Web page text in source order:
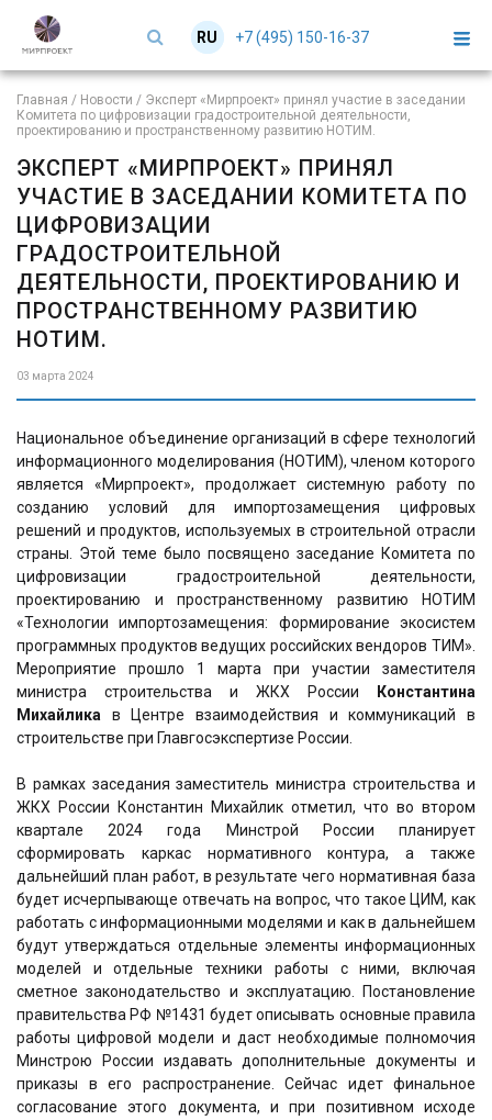
EN
RU +7 (495) 150-16-37
Главная / Новости / Эксперт «Мирпроект» принял участие в заседании
Комитета по цифровизации градостроительной деятельности,
проектированию и пространственному развитию НОТИМ.
ЭКСПЕРТ «МИРПРОЕКТ» ПРИНЯЛ
УЧАСТИЕ В ЗАСЕДАНИИ КОМИТЕТА ПО
ЦИФРОВИЗАЦИИ
ГРАДОСТРОИТЕЛЬНОЙ
ДЕЯТЕЛЬНОСТИ, ПРОЕКТИРОВАНИЮ И
ПРОСТРАНСТВЕННОМУ РАЗВИТИЮ
НОТИМ.
03 марта 2024
Национальное объединение организаций в сфере технологий
информационного моделирования (НОТИМ), членом которого
является «Мирпроект», продолжает системную работу по
созданию условий для импортозамещения цифровых
решений и продуктов, используемых в строительной отрасли
страны. Этой теме было посвящено заседание Комитета по
цифровизации градостроительной деятельности,
проектированию и пространственному развитию НОТИМ
«Технологии импортозамещения: формирование экосистем
программных продуктов ведущих российских вендоров ТИМ».
Мероприятие прошло 1 марта при участии заместителя
министра строительства и ЖКХ России
Константина
Михайлика в Центре взаимодействия и коммуникаций в
строительстве при Главгосэкспертизе России.
В рамках заседания заместитель министра строительства и
ЖКХ России Константин Михайлик отметил, что во втором
квартале 2024 года Минстрой России планирует
сформировать каркас нормативного контура, а также
дальнейший план работ, в результате чего нормативная база
будет исчерпывающе отвечать на вопрос, что такое ЦИМ, как
работать с информационными моделями и как в дальнейшем
будут утверждаться отдельные элементы информационных
моделей и отдельные техники работы с ними, включая
сметное законодательство и эксплуатацию. Постановление
правительства РФ №1431 будет описывать основные правила
работы цифровой модели и даст необходимые полномочия
Минстрою России издавать дополнительные документы и
приказы в его распространение. Сейчас идет финальное
согласование этого документа, и при позитивном исходе